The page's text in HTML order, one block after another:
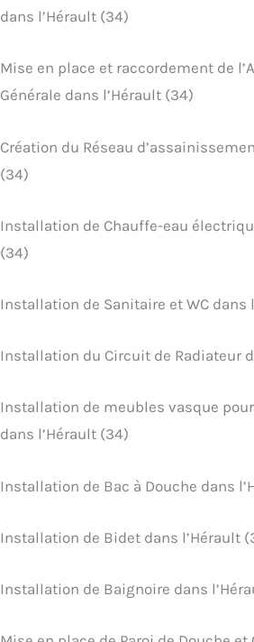
dans l’Hérault (34)
Mise en place et raccordement de
Générale dans l’Hérault (34)
Création du Réseau
(34)
Installation de Chauffe-eau
(34)
Installation de Sanitaire et WC dans
Installation du Circuit de Radiateur
Installation de meubles vasque
dans l’Hérault (34)
Installation de Bac à Douche dans
Installation de Bidet dans l’Hérault
Installation de Baignoire dans